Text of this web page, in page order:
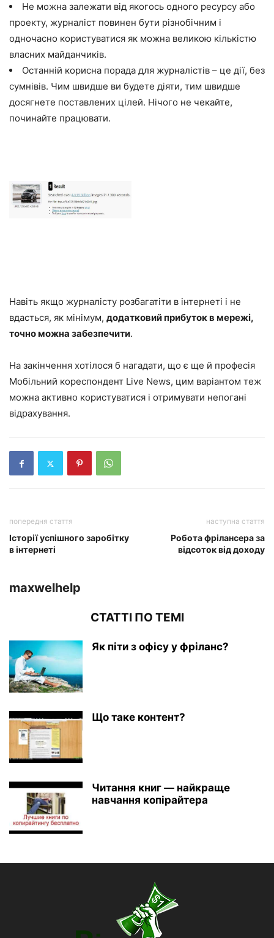
Не можна залежати від якогось одного ресурсу або
проекту, журналіст повинен бути різнобічним і
одночасно користуватися як можна великою кількістю
власних майданчиків.
Останній корисна порада для журналістів – це дії, без
сумнівів. Чим швидше ви будете діяти, тим швидше
досягнете поставлених цілей. Нічого не чекайте,
починайте працювати.
Навіть якщо журналісту розбагатіти в інтернеті і не
вдасться, як мінімум, додатковий прибуток в мережі,
точно можна забезпечити.
На закінчення хотілося б нагадати, що є ще й професія
Мобільний кореспондент Live News, цим варіантом теж
можна активно користуватися і отримувати непогані
відрахування.
попередня стаття
Історії успішного заробітку
в інтернеті
наступна стаття
Робота фрілансера за
відсоток від доходу
maxwelhelp
СТАТТІ ПО ТЕМІ
Як піти з офісу у фріланс?
Що таке контент?
Читання книг — найкраще
навчання копірайтера